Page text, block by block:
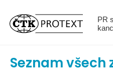
PR
Seznam